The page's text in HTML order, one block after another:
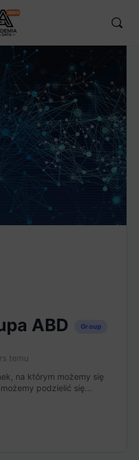
ABD Group
temu
na którym możemy się
podzielić się...